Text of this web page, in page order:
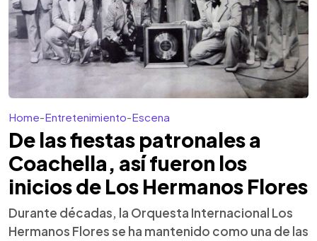
Home-Entretenimiento-Escena
De las fiestas patronales a
Coachella, así fueron los
inicios de Los Hermanos Flores
Durante décadas, la Orquesta Internacional Los
Hermanos Flores se ha mantenido como una de las